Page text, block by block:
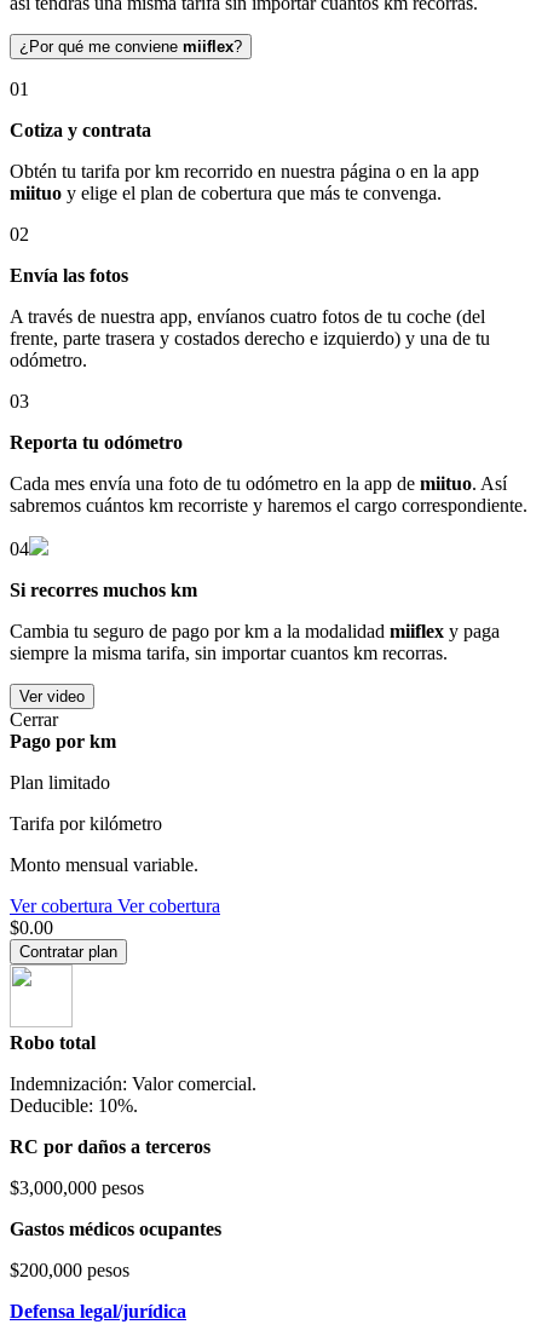
¿Por qué me conviene miiflex?
01
Cotiza y contrata
Obtén tu tarifa por km recorrido en nuestra página o en la app
miituo y elige el plan de cobertura que más te convenga.
02
Envía las fotos
A través de nuestra app, envíanos cuatro fotos de tu coche (del
frente, parte trasera y costados derecho e izquierdo) y una de tu
odómetro.
03
Reporta tu odómetro
Cada mes envía una foto de tu odómetro en la app de miituo. Así
sabremos cuántos km recorriste y haremos el cargo correspondiente.
04
Si recorres muchos km
Cambia tu seguro de pago por km a la modalidad miiflex y paga
siempre la misma tarifa, sin importar cuantos km recorras.
Ver video
Cerrar
Pago por km
Plan limitado
Tarifa por kilómetro
Monto mensual variable.
Ver cobertura Ver cobertura
$0.00
Contratar plan
Robo total
Indemnización: Valor comercial.
Deducible: 10%.
RC por daños a terceros
$3,000,000 pesos
Gastos médicos ocupantes
$200,000 pesos
Defensa legal/jurídica